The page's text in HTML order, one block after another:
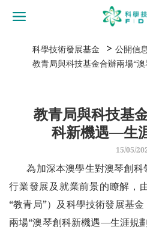
移動到内容區域
科學技術發展基金 > 公開信
教青局與科技基金合辦兩場“
教青局與科技基
科新機遇—生
15/05/
為加深本澳學生對澳琴創科
行業發展及就業前景的瞭解，
“教青局”）及科學技術發展基
兩場“澳琴創科新機遇—生涯規